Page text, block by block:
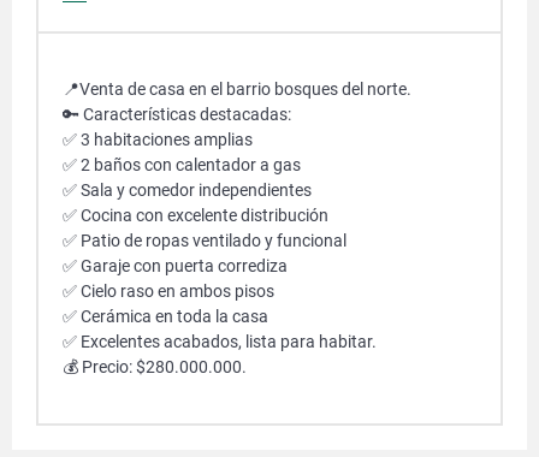
📍Venta de casa en el barrio bosques del norte.
🔑 Características destacadas:
✅ 3 habitaciones amplias
✅ 2 baños con calentador a gas
✅ Sala y comedor independientes
✅ Cocina con excelente distribución
✅ Patio de ropas ventilado y funcional
✅ Garaje con puerta corrediza
✅ Cielo raso en ambos pisos
✅ Cerámica en toda la casa
✅ Excelentes acabados, lista para habitar.
💰 Precio: $280.000.000.